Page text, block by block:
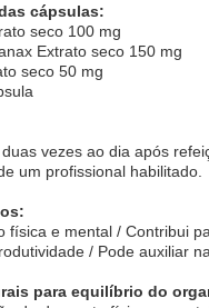
cápsulas:
seco 100 mg
Extrato seco 150 mg
seco 50 mg
vezes ao dia após
um profissional habilitado.
física e mental / Contribui
/ Pode auxiliar
para equilíbrio do